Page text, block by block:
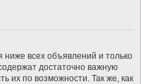
всех объявлений и только
достаточно важную
их по возможности. Так же, как